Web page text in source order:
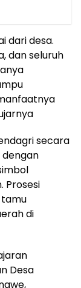
dari desa.
dan seluruh
secara
dengan
Prosesi
di
Desa